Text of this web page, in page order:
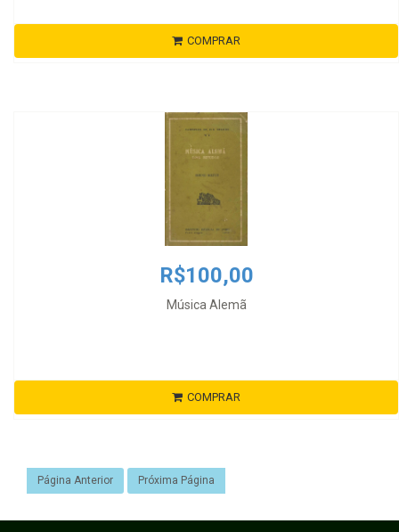
COMPRAR
R$100,00
Música Alemã
COMPRAR
Página Anterior Próxima Página